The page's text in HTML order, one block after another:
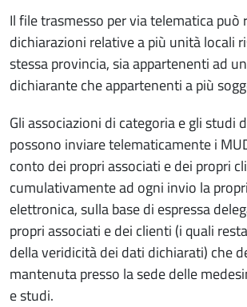
Il file trasmesso per via telematica può
dichiarazioni relative a più unità locali
stessa provincia, sia appartenenti ad
dichiarante che appartenenti a più
Gli associazioni di categoria e gli studi
possono inviare telematicamente i
conto dei propri associati e dei propri
cumulativamente ad ogni invio la
elettronica, sulla base di espressa
propri associati e dei clienti (i quali
della veridicità dei dati dichiarati) che
mantenuta presso la sede delle
e studi.